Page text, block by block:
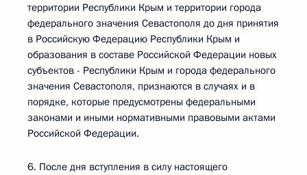
территории Республики Крым и территории города
федерального значения Севастополя до дня принятия
в Российскую Федерацию Республики Крым и
образования в составе Российской Федерации новых
субъектов - Республики Крым и города федерального
значения Севастополя, признаются в случаях и в
порядке, которые предусмотрены федеральными
законами и иными нормативными правовыми актами
Российской Федерации.
6. После дня вступления в силу настоящего